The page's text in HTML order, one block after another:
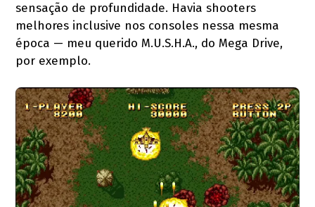
sensação de profundidade. Havia shooters
melhores inclusive nos consoles nessa mesma
época — meu querido M.U.S.H.A., do Mega Drive,
por exemplo.